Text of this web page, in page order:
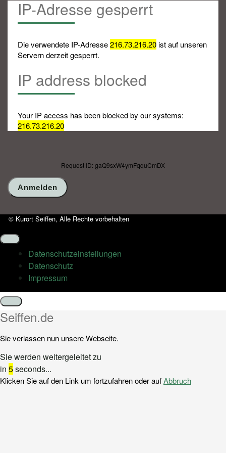
IP-Adresse gesperrt
Die verwendete IP-Adresse216.73.216.20ist auf unseren
Servern derzeit gesperrt.
IP address blocked
Your IP access has been blocked by our systems:
216.73.216.20
Request ID: gaQ9sxW4ymFqquCmDX
© Kurort Seiffen, Alle Rechte vorbehalten
Datenschutz­einstellungen
Datenschutz
Impressum
Schließen
Seiffen.de
Sie verlassen nun unsere Webseite.
Sie werden weitergeleitet zu
in 5seconds...
Klicken Sie auf den Link um fortzufahren oder aufAbbruch